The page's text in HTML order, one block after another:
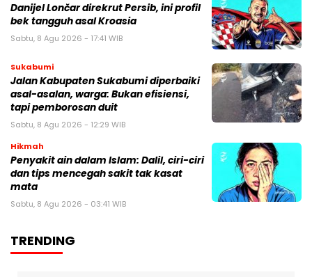
Danijel Lončar direkrut Persib, ini profil
bek tangguh asal Kroasia
Sabtu, 8 Agu 2026 - 17:41 WIB
Sukabumi
Jalan Kabupaten Sukabumi diperbaiki
asal-asalan, warga: Bukan efisiensi,
tapi pemborosan duit
Sabtu, 8 Agu 2026 - 12:29 WIB
Hikmah
Penyakit ain dalam Islam: Dalil, ciri-ciri
dan tips mencegah sakit tak kasat
mata
Sabtu, 8 Agu 2026 - 03:41 WIB
TRENDING